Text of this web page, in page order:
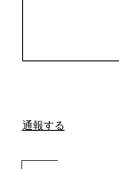
通報する